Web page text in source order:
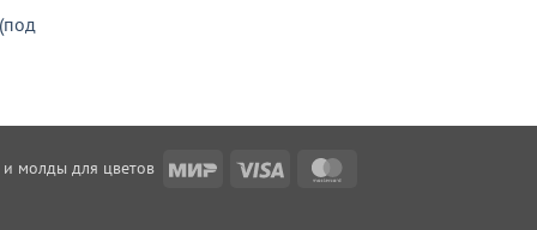
молды для цветов Mir Visa